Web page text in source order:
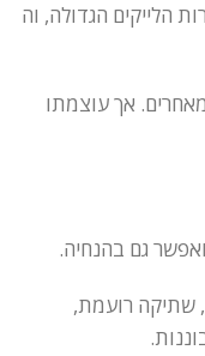
הלייקים הגדולה, וה
אך עוצמתו
גם בהנחיה.
שתיקה רועמת,